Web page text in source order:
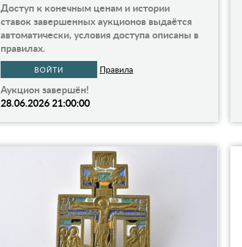
Доступ к конечным ценам и истории
ставок завершенных аукционов выдаётся
автоматически, условия доступа описаны в
правилах.
ВОЙТИ Правила
Аукцион завершён!
28.06.2026 21:00:00